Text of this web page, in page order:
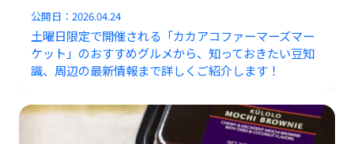
公開日：2026.04.24
土曜日限定で開催される「カカアコファーマーズマー
ケット」のおすすめグルメから、知っておきたい豆知
識、周辺の最新情報まで詳しくご紹介します！